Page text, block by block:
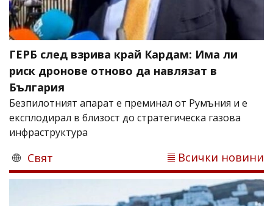
ГЕРБ след взрива край Кардам: Има ли
риск дронове отново да навлязат в
България
Безпилотният апарат е преминал от Румъния и е
експлодирал в близост до стратегическа газова
инфраструктура
Свят Всички новини